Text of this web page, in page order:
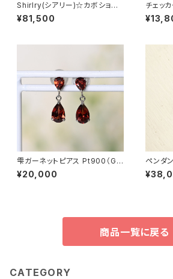
Shirlry(シアリー)☆カボション
用★お石を預り空枠より製作依
頼(サイズ問わず制作可能)★G
¥81,500
チェッ
ス
雫ガーネットピアス Pt900（GH
3151）
¥20,000
ペンダ
カット
枠より
商品一覧に戻る
CATEGORY